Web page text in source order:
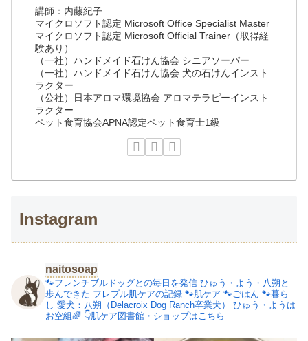
講師：内藤紀子
マイクロソフト認定 Microsoft Office Specialist Master
マイクロソフト認定 Microsoft Official Trainer（取得経
験あり）
（一社）ハンドメイド石けん協会 シニアソーパー
（一社）ハンドメイド石けん協会 犬の石けんインスト
ラクター
（公社）日本アロマ環境協会 アロマテラピーインスト
ラクター
ペット食育協会APNA認定ペット食育士1級
Instagram
naitosoap
🐾フレンチブルドッグとの毎日を発信 ひゅう・よう・八朔と
歩んできた フレブル肌ケアの記録 🐾肌ケア 🐾ごはん 🐾暮ら
し 愛犬：八朔（Delacroix Dog Ranch卒業犬）
ひゅう・ようは
お空組🌈 👇肌ケア図書館・ショップはこちら